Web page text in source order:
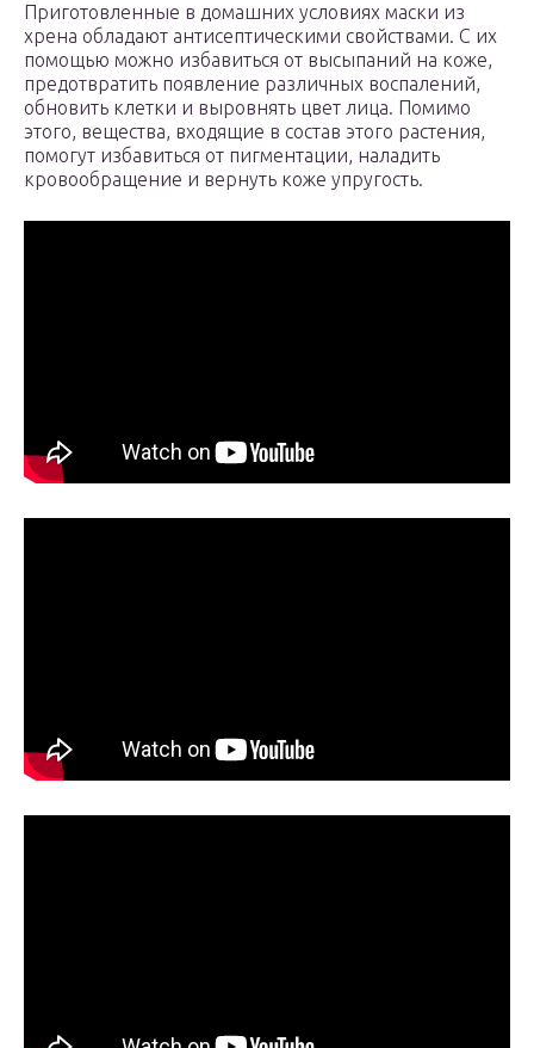
Приготовленные в домашних условиях маски из
хрена обладают антисептическими свойствами. С их
помощью можно избавиться от высыпаний на коже,
предотвратить появление различных воспалений,
обновить клетки и выровнять цвет лица. Помимо
этого, вещества, входящие в состав этого растения,
помогут избавиться от пигментации, наладить
кровообращение и вернуть коже упругость.